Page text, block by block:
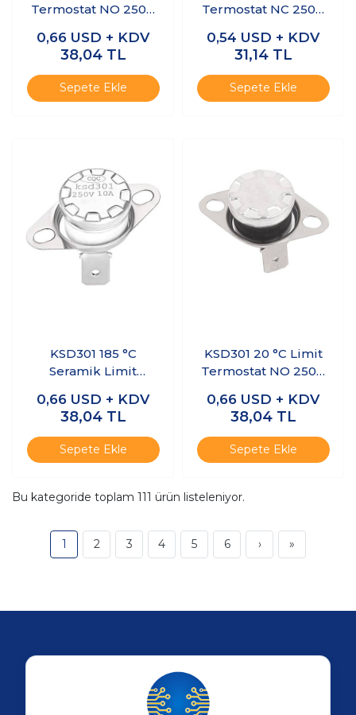
Termostat NO 250V
0,66 USD + KDV
38,04 TL
Sepete Ekle
Termostat NC 250V
0,54 USD + KDV
31,14 TL
Sepete Ekle
KSD301 185 °C
Seramik Limit
10A
0,66 USD + KDV
38,04 TL
Sepete Ekle
KSD301 20 °C Limit
Termostat NO 250V
0,66 USD + KDV
38,04 TL
Sepete Ekle
Bu kategoride toplam 111 ürün listeleniyor.
1 2 3 4 5 6 › »